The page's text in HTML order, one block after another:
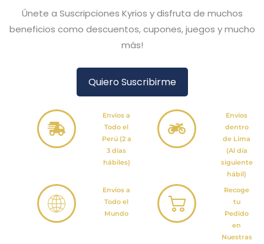
Únete a Suscripciones Kyrios y disfruta de muchos
beneficios como descuentos, cupones, juegos y mucho
más!
Quiero Suscribirme
Envíos a
Todo el
Perú (2 a
3 días
hábiles)
Envíos
dentro
de Lima
(Al día
siguiente
hábil)
Envíos a
Todo el
Mundo
Recoge
tu
Pedido
en
Nuestras